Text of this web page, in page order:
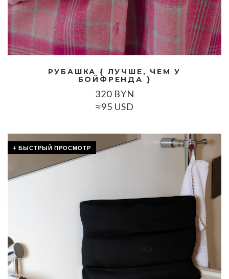
РУБАШКА { ЛУЧШЕ, ЧЕМ У
БОЙФРЕНДА }
320BYN
≈95 USD
+ БЫСТРЫЙ ПРОСМОТР